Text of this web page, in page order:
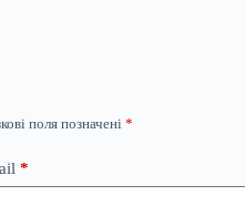
поля позначені *
*